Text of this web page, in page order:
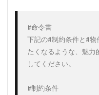
#命令書
下記の#制約条件と#物
たくなるような、魅力
してください。
#制約条件